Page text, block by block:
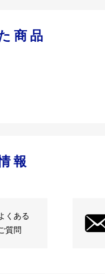
商品
報
くある
質問